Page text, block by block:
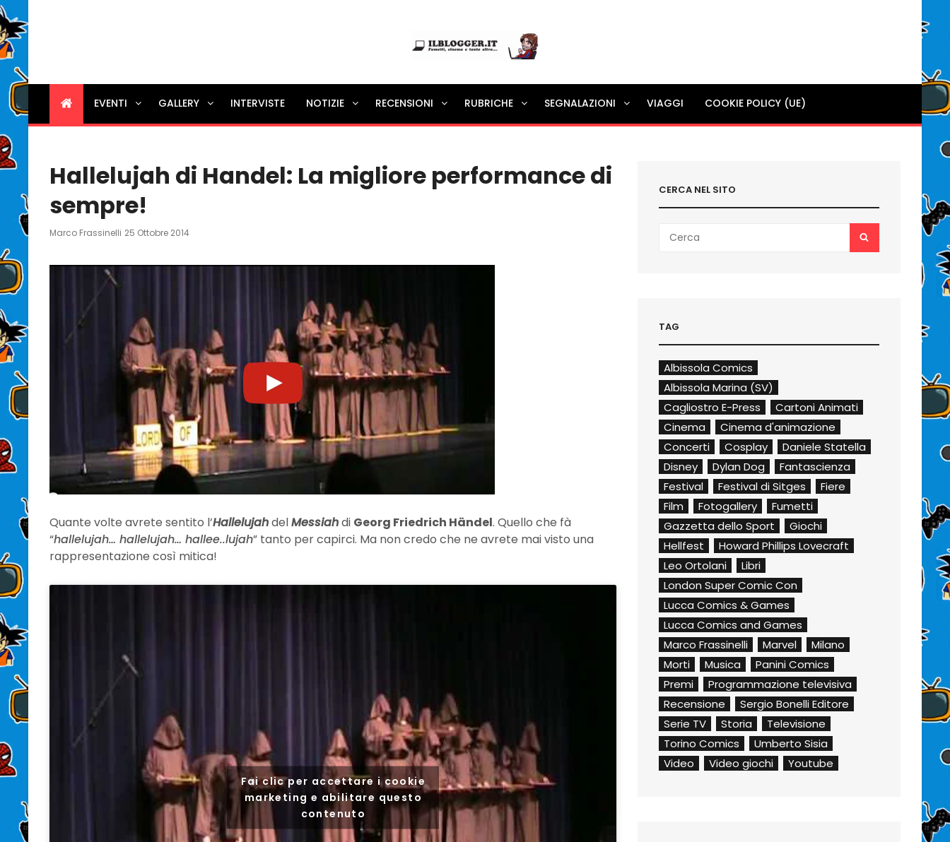
Ilblogger.it
Il portalino di blog |
EVENTI GALLERY INTERVISTE NOTIZIE RECENSIONI RUBRICHE SEGNALAZIONI VIAGGI COOKIE POLICY (UE)
Hallelujah di Handel: La migliore performance di
sempre!
Marco Frassinelli Posted
25 Ottobre 2014
Quante volte avrete sentito l’HallelujahdelMessiahdi Georg Friedrich Händel. Quello che fà
“hallelujah… hallelujah… hallee..lujah” tanto per capirci. Ma non credo che ne avrete mai visto una
rappresentazione così mitica!
Fai clic per accettare i cookie
marketing e abilitare questo
contenuto
CERCA NEL SITO
for:
TAG
Albissola Comics
Albissola Marina (SV)
Cagliostro E-Press
Cartoni Animati
Cinema
Cinema d'animazione
Concerti
Cosplay
Daniele Statella
Disney
Dylan Dog
Fantascienza
Festival
Festival di Sitges
Fiere
Film
Fotogallery
Fumetti
Gazzetta dello Sport
Giochi
Hellfest
Howard Phillips Lovecraft
Leo Ortolani
Libri
London Super Comic Con
Lucca Comics & Games
Lucca Comics and Games
Marco Frassinelli
Marvel
Milano
Morti
Musica
Panini Comics
Premi
Programmazione televisiva
Recensione
Sergio Bonelli Editore
Serie TV
Storia
Televisione
Torino Comics
Umberto Sisia
Video
Video giochi Youtube